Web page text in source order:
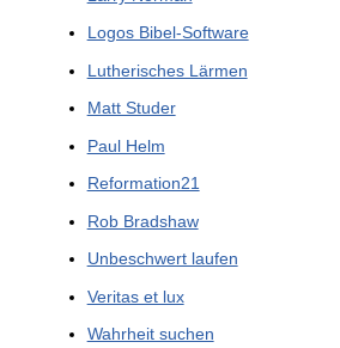
Logos Bibel-Software
Lutherisches Lärmen
Matt Studer
Paul Helm
Reformation21
Rob Bradshaw
Unbeschwert laufen
Veritas et lux
Wahrheit suchen